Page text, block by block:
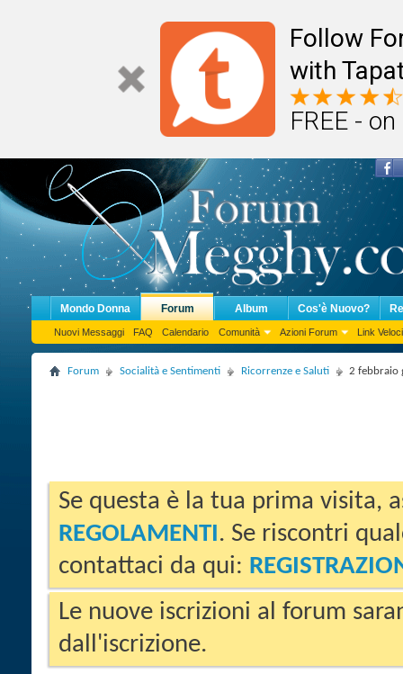
Follow
with
FREE -
Mondo Donna Forum
Nuovi Messaggi FAQ Calendario Comunità Azioni Forum Link Veloci
Album Cos'è Nuovo?
Forum Socialità e Sentimenti Ricorrenze e Saluti 2 febbraio
Se questa è la tua prima visita,
REGOLAMENTI. Se riscontri
contattaci da qui:
Le nuove iscrizioni al forum
dall'iscrizione.